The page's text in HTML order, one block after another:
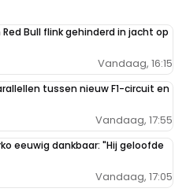
Bull flink gehinderd in jacht op
Vandaag, 16:15
tussen nieuw F1-circuit en
Vandaag, 17:55
eeuwig dankbaar: "Hij geloofde
Vandaag, 17:05